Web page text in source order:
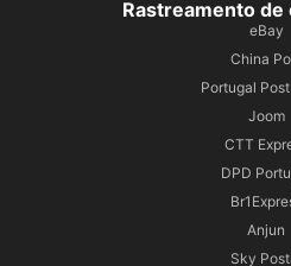
Rastreamento de
eBay
China
Portugal
Joom
CTT
DPD
Anjun
Sky